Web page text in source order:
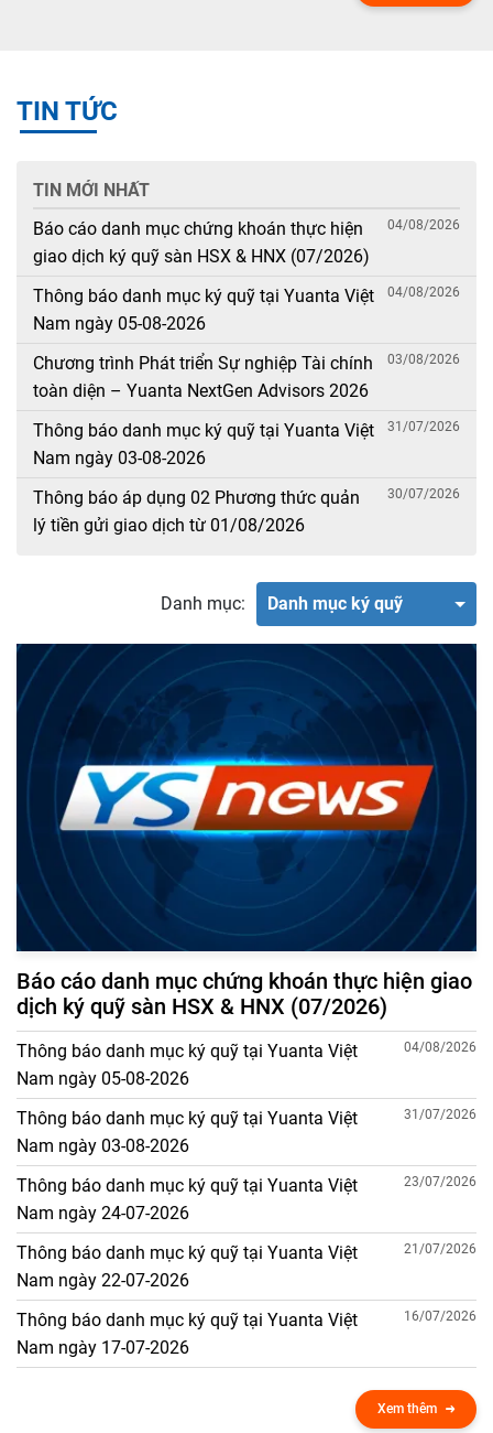
TIN TỨC
TIN MỚI NHẤT
Báo cáo danh mục chứng khoán thực hiện
giao dịch ký quỹ sàn HSX & HNX (07/2026)
04/08/2026
Thông báo danh mục ký quỹ tại Yuanta Việt
Nam ngày 05-08-2026
04/08/2026
Chương trình Phát triển Sự nghiệp Tài chính
toàn diện – Yuanta NextGen Advisors 2026
03/08/2026
Thông báo danh mục ký quỹ tại Yuanta Việt
Nam ngày 03-08-2026
31/07/2026
Thông báo áp dụng 02 Phương thức quản
lý tiền gửi giao dịch từ 01/08/2026
30/07/2026
Danh mục: Danh mục ký quỹ
Báo cáo danh mục chứng khoán thực hiện giao
dịch ký quỹ sàn HSX & HNX (07/2026)
Thông báo danh mục ký quỹ tại Yuanta Việt
Nam ngày 05-08-2026
04/08/2026
Thông báo danh mục ký quỹ tại Yuanta Việt
Nam ngày 03-08-2026
31/07/2026
Thông báo danh mục ký quỹ tại Yuanta Việt
Nam ngày 24-07-2026
23/07/2026
Thông báo danh mục ký quỹ tại Yuanta Việt
Nam ngày 22-07-2026
21/07/2026
Thông báo danh mục ký quỹ tại Yuanta Việt
Nam ngày 17-07-2026
16/07/2026
Xem thêm